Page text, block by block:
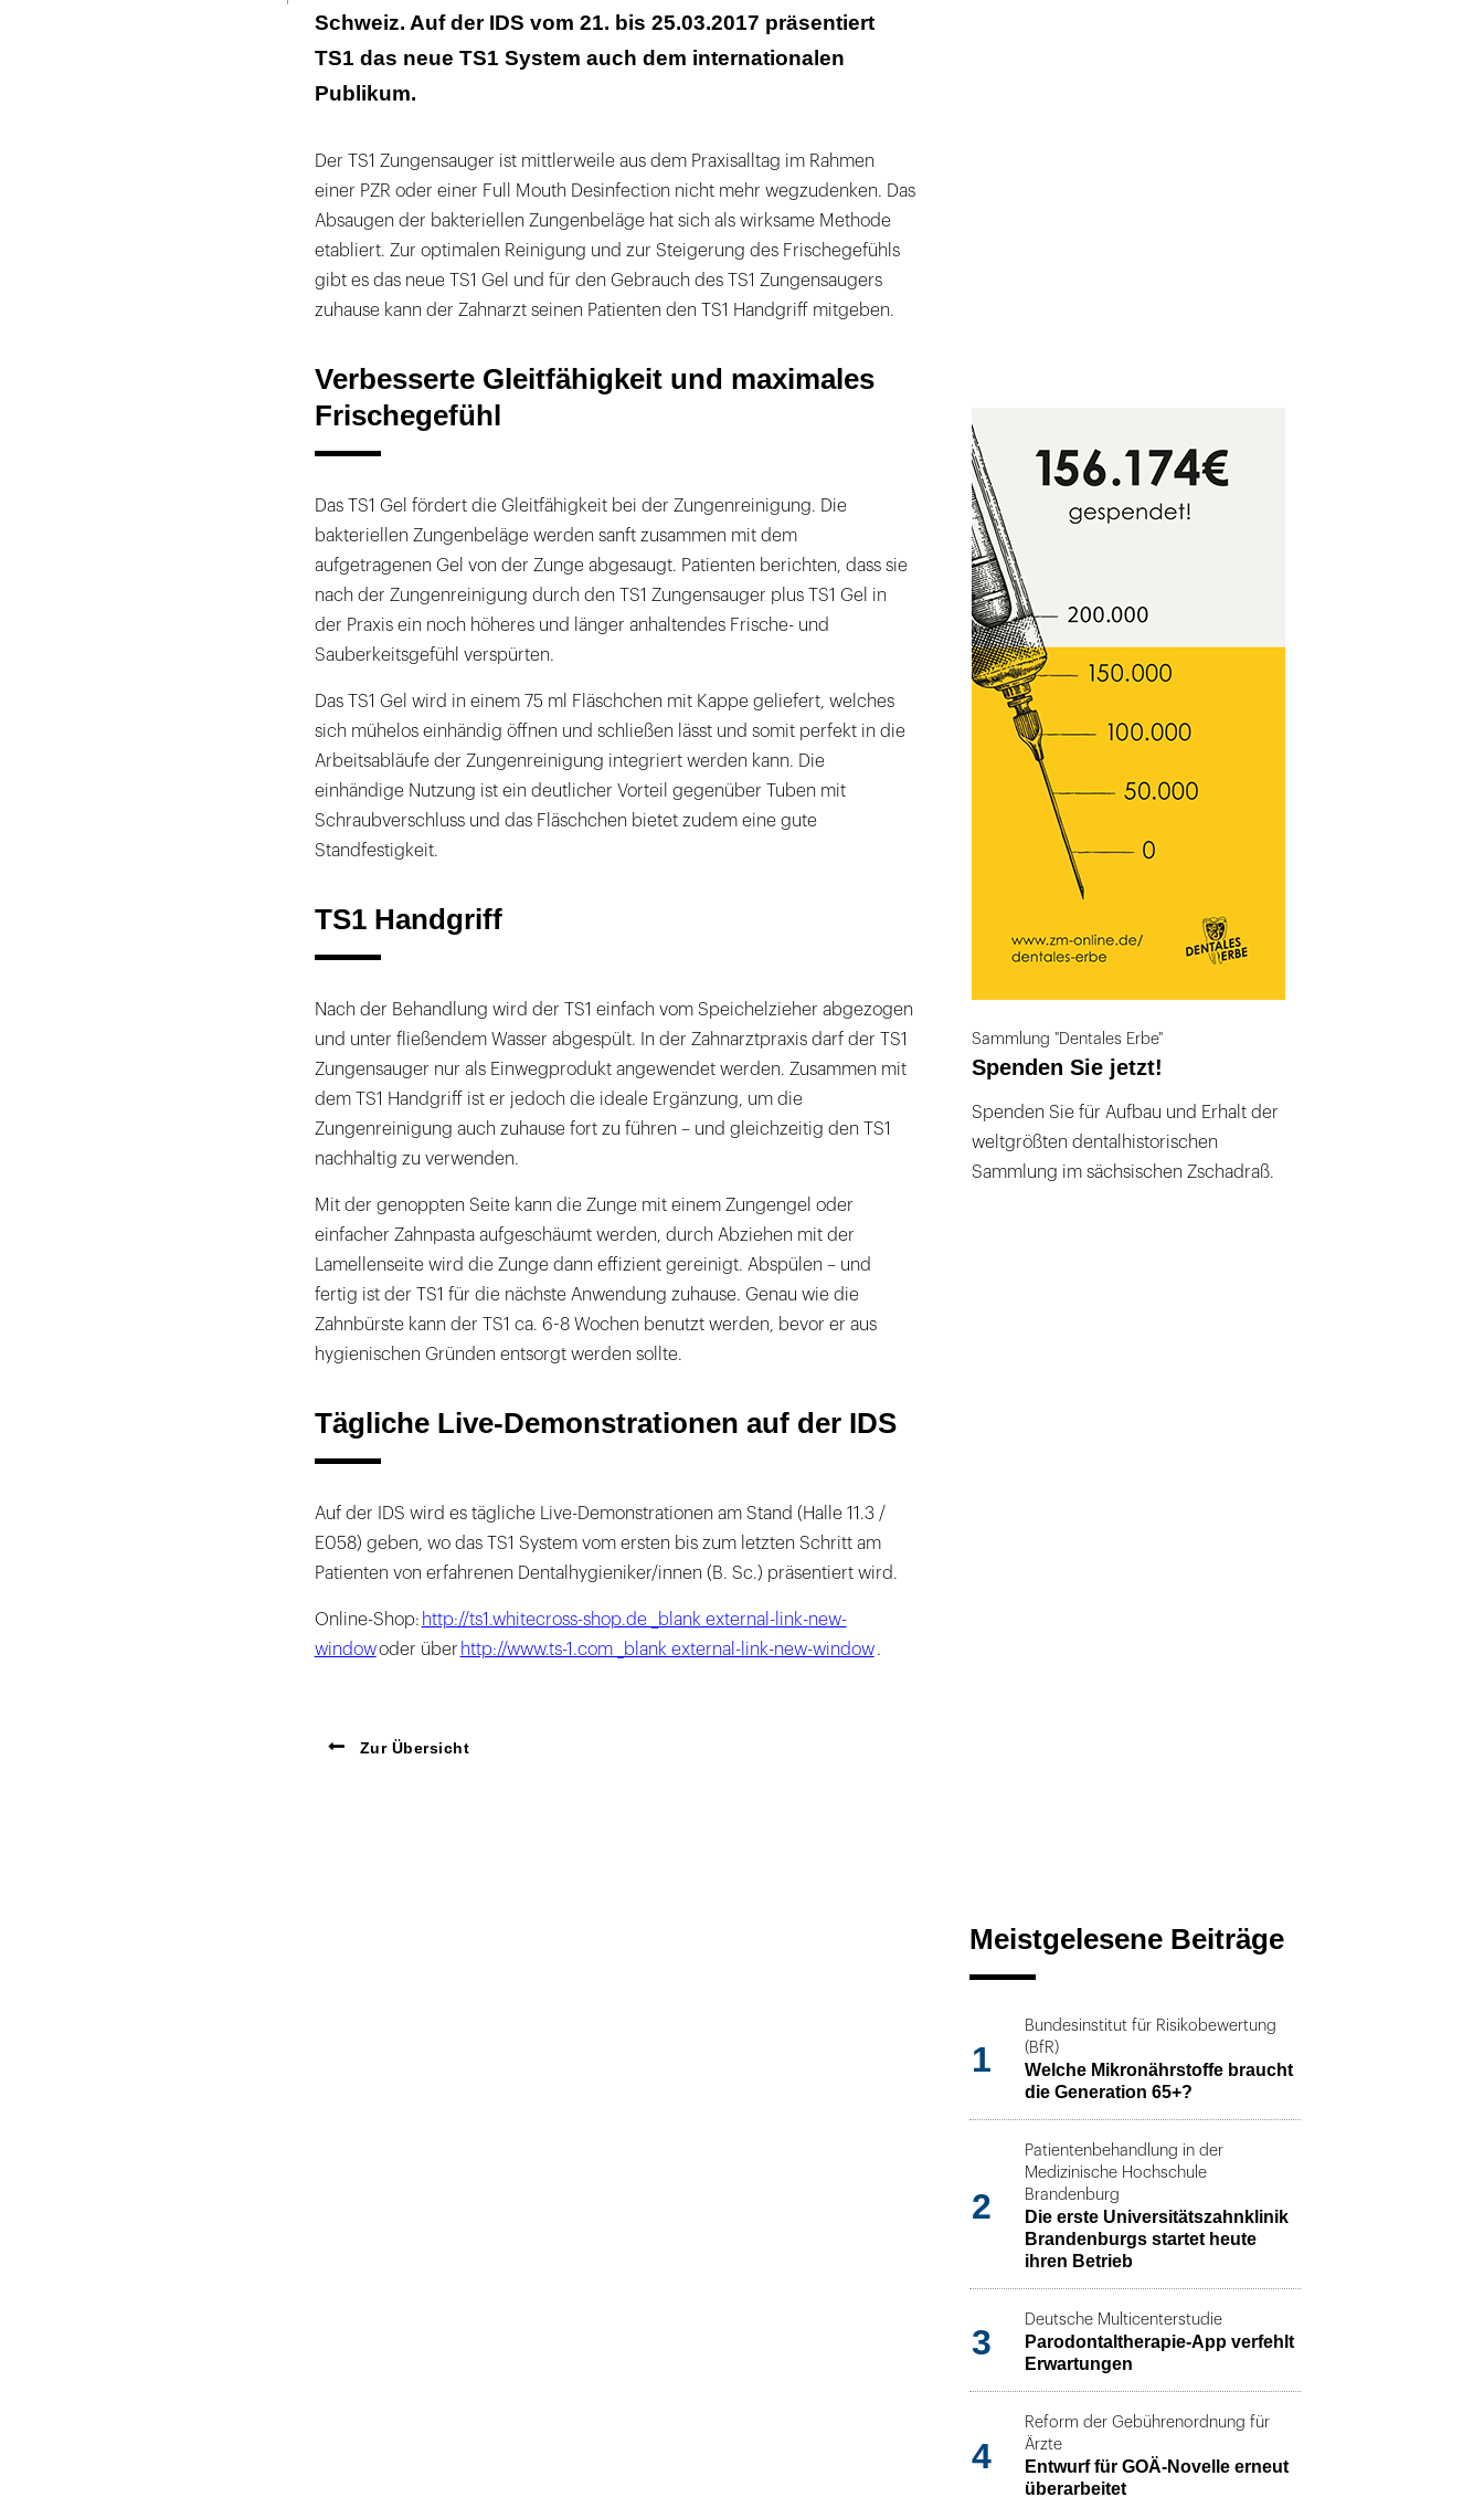
Tägliche Live-Demonstrationen auf der IDS
Schweiz. Auf der IDS vom 21. bis 25.03.2017 präsentiert
TS1 das neue TS1 System auch dem internationalen
Publikum.
Der TS1 Zungensauger ist mittlerweile aus dem Praxisalltag im Rahmen
einer PZR oder einer Full Mouth Desinfection nicht mehr wegzudenken. Das
Absaugen der bakteriellen Zungenbeläge hat sich als wirksame Methode
etabliert. Zur optimalen Reinigung und zur Steigerung des Frischegefühls
gibt es das neue TS1 Gel und für den Gebrauch des TS1 Zungensaugers
zuhause kann der Zahnarzt seinen Patienten den TS1 Handgriff mitgeben.
Verbesserte Gleitfähigkeit und maximales
Frischegefühl
Das TS1 Gel fördert die Gleitfähigkeit bei der Zungenreinigung. Die
bakteriellen Zungenbeläge werden sanft zusammen mit dem
aufgetragenen Gel von der Zunge abgesaugt. Patienten berichten, dass sie
nach der Zungenreinigung durch den TS1 Zungensauger plus TS1 Gel in
der Praxis ein noch höheres und länger anhaltendes Frische- und
Sauberkeitsgefühl verspürten.
Das TS1 Gel wird in einem 75 ml Fläschchen mit Kappe geliefert, welches
sich mühelos einhändig öffnen und schließen lässt und somit perfekt in die
Arbeitsabläufe der Zungenreinigung integriert werden kann. Die
einhändige Nutzung ist ein deutlicher Vorteil gegenüber Tuben mit
Schraubverschluss und das Fläschchen bietet zudem eine gute
Standfestigkeit.
TS1 Handgriff
Nach der Behandlung wird der TS1 einfach vom Speichelzieher abgezogen
und unter fließendem Wasser abgespült. In der Zahnarztpraxis darf der TS1
Zungensauger nur als Einwegprodukt angewendet werden. Zusammen mit
dem TS1 Handgriff ist er jedoch die ideale Ergänzung, um die
Zungenreinigung auch zuhause fort zu führen – und gleichzeitig den TS1
nachhaltig zu verwenden.
Mit der genoppten Seite kann die Zunge mit einem Zungengel oder
einfacher Zahnpasta aufgeschäumt werden, durch Abziehen mit der
Lamellenseite wird die Zunge dann effizient gereinigt. Abspülen – und
fertig ist der TS1 für die nächste Anwendung zuhause. Genau wie die
Zahnbürste kann der TS1 ca. 6-8 Wochen benutzt werden, bevor er aus
hygienischen Gründen entsorgt werden sollte.
Tägliche Live-Demonstrationen auf der IDS
Auf der IDS wird es tägliche Live-Demonstrationen am Stand (Halle 11.3 /
E058) geben, wo das TS1 System vom ersten bis zum letzten Schritt am
Patienten von erfahrenen Dentalhygieniker/innen (B. Sc.) präsentiert wird.
Online-Shop: http://ts1.whitecross-shop.de _blank external-link-new-
windowoder über http://www.ts-1.com _blank external-link-new-window .
Zur Übersicht
Sammlung "Dentales Erbe"
Spenden Sie jetzt!
Spenden Sie für Aufbau und Erhalt der
weltgrößten dentalhistorischen
Sammlung im sächsischen Zschadraß.
Meistgelesene Beiträge
1
Bundesinstitut für Risikobewertung
(BfR)
Welche Mikronährstoffe braucht
die Generation 65+?
2
Patientenbehandlung in der
Medizinische Hochschule
Brandenburg
Die erste Universitätszahnklinik
Brandenburgs startet heute
ihren Betrieb
3
Deutsche Multicenterstudie
Parodontaltherapie-App verfehlt
Erwartungen
4
Reform der Gebührenordnung für
Ärzte
Entwurf für GOÄ-Novelle erneut
überarbeitet